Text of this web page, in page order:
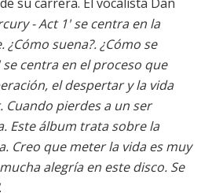
- Act 1' se centra en la
suena?. ¿Cómo se
centra en el proceso que
el despertar y la vida
pierdes a un ser
Este álbum trata sobre la
Creo que meter la vida es muy
alegría en este disco. Se
.